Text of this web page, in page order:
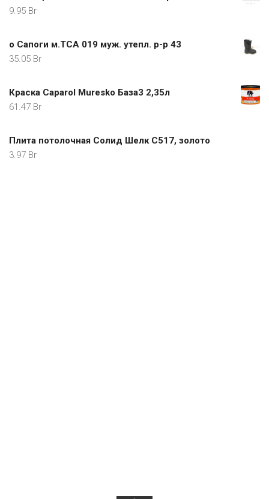
9.95 Br
о Сапоги м.ТСА 019 муж. утепл. р-р 43
35.05 Br
Краска Caparol Muresko База3 2,35л
61.47 Br
Плита потолочная Солид Шелк С517, золото
3.97 Br